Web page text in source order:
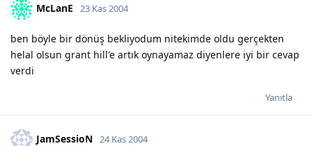
McLanE 23 Kas 2004
ben böyle bir dönüş bekliyodum nitekimde oldu gerçekten
helal olsun grant hill'e artık oynayamaz diyenlere iyi bir cevap
verdi
Yanıtla
JamSessioN 24 Kas 2004